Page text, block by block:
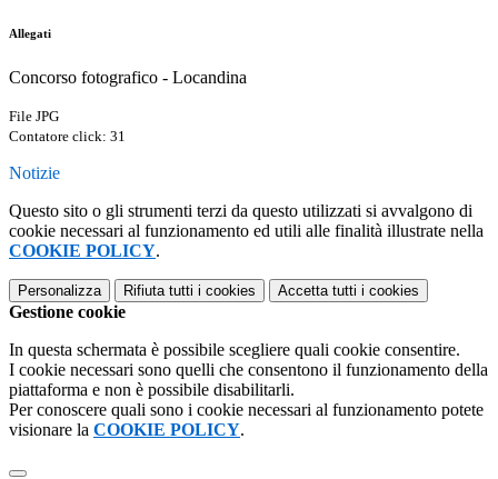
Allegati
Concorso fotografico - Locandina
File JPG
Contatore click: 31
Notizie
Questo sito o gli strumenti terzi da questo utilizzati si avvalgono di
cookie necessari al funzionamento ed utili alle finalità illustrate nella
COOKIE POLICY.
Personalizza Rifiuta tutti i cookies Accetta tutti i cookies
Gestione cookie
In questa schermata è possibile scegliere quali cookie consentire.
I cookie necessari sono quelli che consentono il funzionamento della
piattaforma e non è possibile disabilitarli.
Per conoscere quali sono i cookie necessari al funzionamento potete
visionare la COOKIE POLICY.